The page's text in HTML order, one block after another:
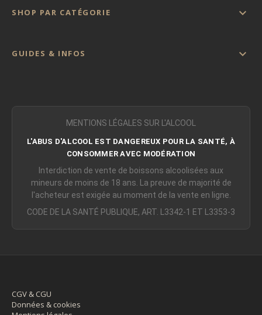
SHOP PAR CATÉGORIE 
GUIDES & INFOS 
MENTIONS LÉGALES SUR L'ALCOOL
L'ABUS D'ALCOOL EST DANGEREUX POUR LA SANTÉ, À
CONSOMMER AVEC MODÉRATION
Interdiction de vente de boissons alcoolisées aux
mineurs de moins de 18 ans. La preuve de majorité de
l'acheteur est exigée au moment de la vente en ligne.
CODE DE LA SANTÉ PUBLIQUE, ART. L3342-1 ET L3353-3
CGV & CGU
Données & cookies